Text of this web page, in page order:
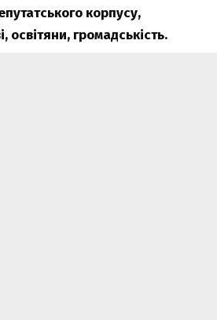
корпусу,
освітяни, громадськість.